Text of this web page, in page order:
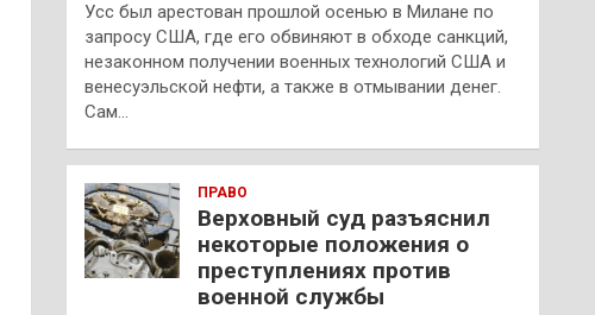
Усс был арестован прошлой осенью в Милане по
запросу США, где его обвиняют в обходе санкций,
незаконном получении военных технологий США и
венесуэльской нефти, а также в отмывании денег.
Сам…
ПРАВО
Верховный суд разъяснил
некоторые положения о
преступлениях против
военной службы